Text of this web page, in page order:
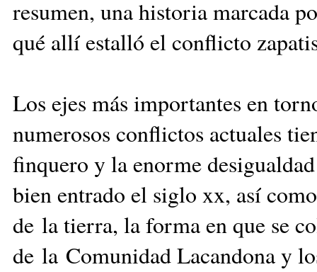
resumen, una historia marcada
qué allí estalló el conflicto
Los ejes más importantes en
numerosos conflictos actuales
finquero y la enorme
bien entrado el siglo xx, así
de la tierra, la forma en que se
de la Comunidad Lacandona y